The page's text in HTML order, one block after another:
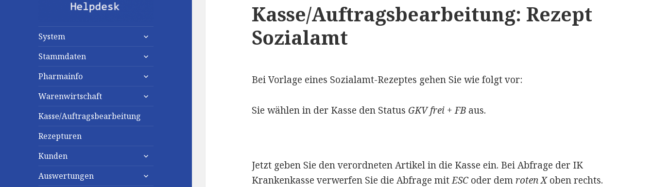
System
Stammdaten
Pharmainfo
Warenwirtschaft
Kasse/Auftragsbearbeitung
Rezepturen
Kunden
Auswertungen
Kasse/Auftragsbearbeitung: Rezept
Sozialamt
Bei Vorlage eines Sozialamt-Rezeptes gehen Sie wie folgt vor:
Sie wählen in der Kasse den Status GKV frei + FBaus.
Jetzt geben Sie den verordneten Artikel in die Kasse ein. Bei Abfrage der IK
Krankenkasse verwerfen Sie die Abfrage mitESCoder dem roten Xoben rechts.